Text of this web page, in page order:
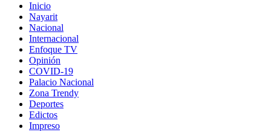
Inicio
Nayarit
Nacional
Internacional
Enfoque TV
Opinión
COVID-19
Palacio Nacional
Zona Trendy
Deportes
Edictos
Impreso